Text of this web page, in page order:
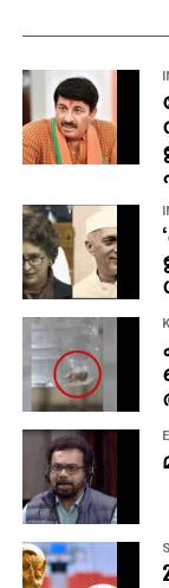
ലഭിച്ചതിനെ
പ്രതിയെ